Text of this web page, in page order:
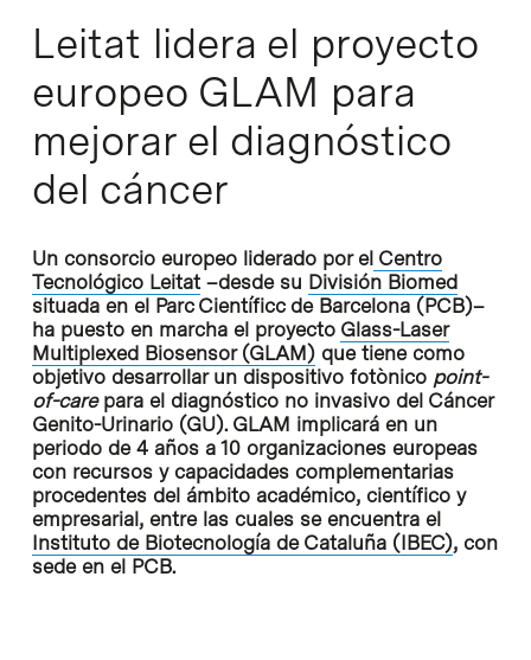
Leitat lidera el proyecto
europeo GLAM para
mejorar el diagnóstico
del cáncer
Un consorcio europeo liderado por elCentro
Tecnológico Leitat–desde su División Biomed
situada en el Parc Científicc de Barcelona (PCB)–
ha puesto en marcha el proyecto Glass-Laser
Multiplexed Biosensor (GLAM)que tiene como
objetivo desarrollar un dispositivo fotònico point-
of-carepara el diagnóstico no invasivo del Cáncer
Genito-Urinario (GU). GLAM implicará en un
periodo de 4 años a 10 organizaciones europeas
con recursos y capacidades complementarias
procedentes del ámbito académico, científico y
empresarial, entre las cuales se encuentra el
Instituto de Biotecnología de Cataluña (IBEC), con
sede en el PCB.